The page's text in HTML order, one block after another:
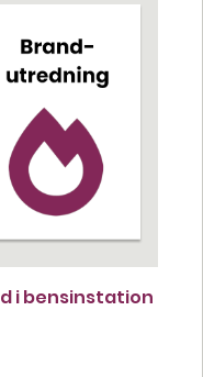
i bensinstation